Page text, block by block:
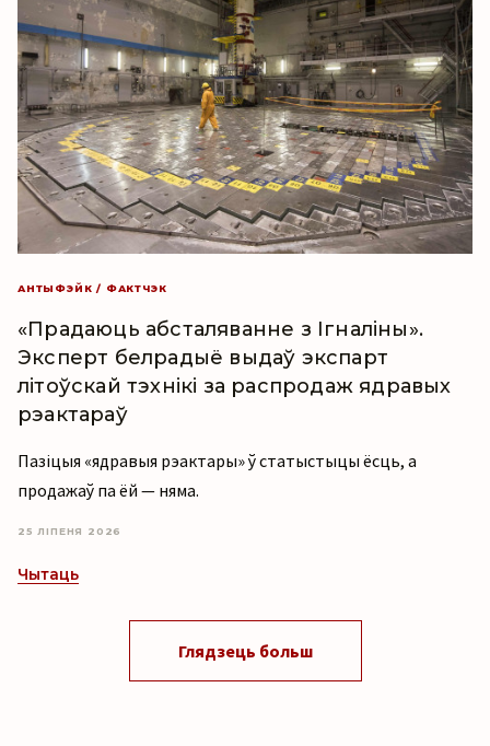
АНТЫФЭЙК / ФАКТЧЭК
«Прадаюць абсталяванне з Ігналіны».
Эксперт белрадыё выдаў экспарт
літоўскай тэхнікі за распродаж ядравых
рэактараў
Пазіцыя «ядравыя рэактары» ў статыстыцы ёсць, а
продажаў па ёй — няма.
25 ЛІПЕНЯ 2026
Чытаць
Глядзець больш